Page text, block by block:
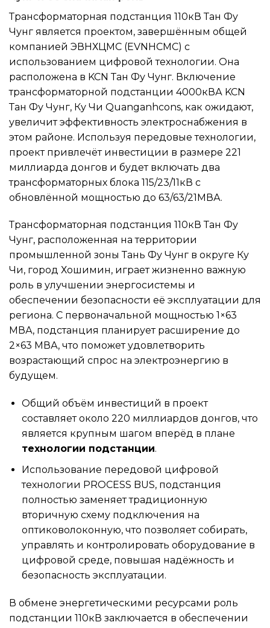
Трансформаторная подстанция 110кВ Тан Фу
Чунг является проектом, завершённым общей
компанией ЭВНХЦМС (EVNHCMC) с
использованием цифровой технологии. Она
расположена в KCN Тан Фу Чунг. Включение
трансформаторной подстанции 4000кВА KCN
Тан Фу Чунг, Ку Чи Quanganhcons, как ожидают,
увеличит эффективность электроснабжения в
этом районе. Используя передовые технологии,
проект привлечёт инвестиции в размере 221
миллиарда донгов и будет включать два
трансформаторных блока 115/23/11кВ с
обновлённой мощностью до 63/63/21МВА.
Трансформаторная подстанция 110кВ Тан Фу
Чунг, расположенная на территории
промышленной зоны Тань Фу Чунг в округе Ку
Чи, город Хошимин, играет жизненно важную
роль в улучшении энергосистемы и
обеспечении безопасности её эксплуатации для
региона. С первоначальной мощностью 1×63
МВА, подстанция планирует расширение до
2×63 МВА, что поможет удовлетворить
возрастающий спрос на электроэнергию в
будущем.
Общий объём инвестиций в проект
составляет около 220 миллиардов донгов, что
является крупным шагом вперёд в плане
технологии подстанции.
Использование передовой цифровой
технологии PROCESS BUS, подстанция
полностью заменяет традиционную
вторичную схему подключения на
оптиковолоконную, что позволяет собирать,
управлять и контролировать оборудование в
цифровой среде, повышая надёжность и
безопасность эксплуатации.
В обмене энергетическими ресурсами роль
подстанции 110кВ заключается в обеспечении